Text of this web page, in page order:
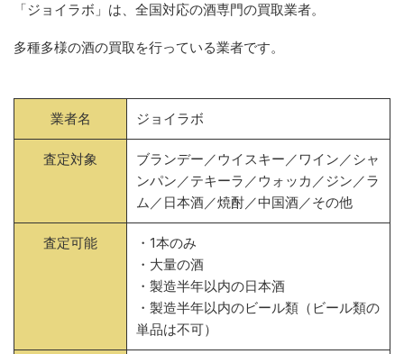
「ジョイラボ」は、全国対応の酒専門の買取業者。
多種多様の酒の買取を行っている業者です。
業者名 ジョイラボ
査定対象
ブランデー／ウイスキー／ワイン／シャ
ンパン／テキーラ／ウォッカ／ジン／ラ
ム／日本酒／焼酎／中国酒／その他
査定可能
・1本のみ
・大量の酒
・製造半年以内の日本酒
・製造半年以内のビール類（ビール類の
単品は不可）